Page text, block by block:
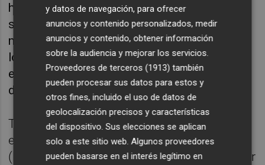
horas en completar el recorrido. El Ozu 2, por
su parte, cruzaba la línea de llegada 5
minutos más tarde: 14:52 horas. Tras ellos
los barcos fueron llegando de manera
escalonada y bastante agrupada, con pocas
diferencias entre unos y otros.
Tras obtenerse los tiempos compensados
en ORC 1-2 el podio se cerraba con Trabuco
(RCN Torrevieja), Ebury Foster Siwss (LN Mar
y datos de navegación, para ofrecer
anuncios y contenido personalizados, medir
anuncios y contenido, obtener información
sobre la audiencia y mejorar los servicios.
Proveedores de terceros (1913) también
pueden procesar sus datos para estos y
otros fines, incluido el uso de datos de
geolocalización precisos y características
del dispositivo. Sus elecciones se aplican
solo a este sitio web. Algunos proveedores
pueden basarse en el interés legítimo en